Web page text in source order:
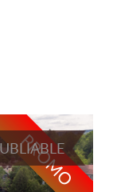
PROMO